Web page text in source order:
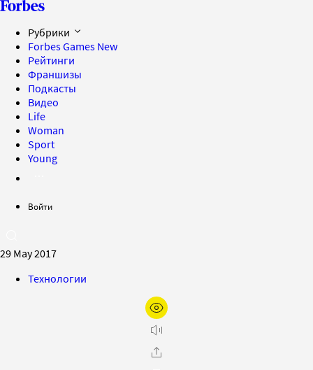
Рубрики
Forbes Games New
Рейтинги
Франшизы
Подкасты
Видео
Life
Woman
Sport
Young
Войти
29 May 2017
Технологии